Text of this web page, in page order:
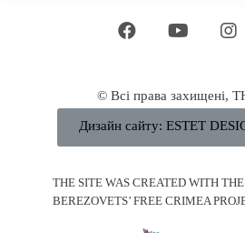
© Всі права захищені,
Дизайн сайту: ESTET
THE SITE WAS CREATED WITH THE
BEREZOVETS’ FREE CRIMEA